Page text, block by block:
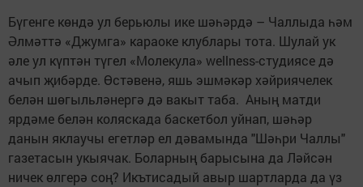
Бүгенге көндә ул берьюлы ике шәһәрдә – Чаллыда һәм
Әлмәттә «Джумга» караоке клублары тота. Шулай ук
әле ул күптән түгел «Молекула» wellness-студиясе дә
ачып җибәрде. Өстәвенә, яшь эшмәкәр хәйриячелек
белән шөгыльләнергә дә вакыт таба. Аның матди
ярдәме белән коляскада баскетбол уйнап, шәһәр
данын яклаучы егетләр ел дәвамында "Шәһри Чаллы"
газетасын укыячак. Боларның барысына да Ләйсән
ничек өлгерә соң? Икътисадый авыр шартларда да үз